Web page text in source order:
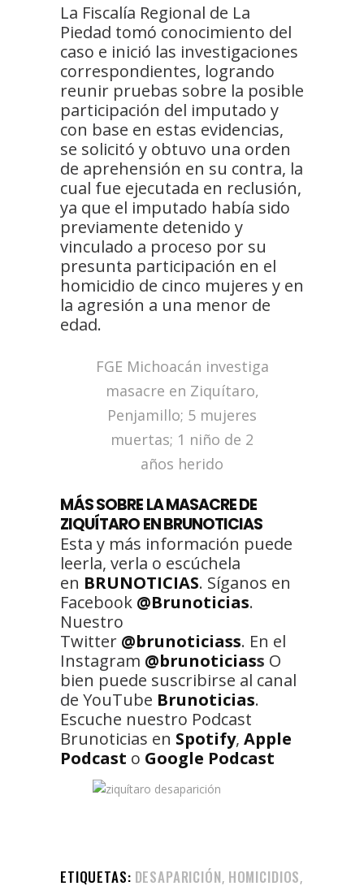
La Fiscalía Regional de La
Piedad tomó conocimiento del
caso e inició las investigaciones
correspondientes, logrando
reunir pruebas sobre la posible
participación del imputado y
con base en estas evidencias,
se solicitó y obtuvo una orden
de aprehensión en su contra, la
cual fue ejecutada en reclusión,
ya que el imputado había sido
previamente detenido y
vinculado a proceso por su
presunta participación en el
homicidio de cinco mujeres y en
la agresión a una menor de
edad.
FGE Michoacán investiga
masacre en Ziquítaro,
Penjamillo; 5 mujeres
muertas; 1 niño de 2
años herido
MÁS SOBRE LA MASACRE DE
ZIQUÍTARO EN BRUNOTICIAS
Esta y más información puede
leerla, verla o escúchela
en BRUNOTICIAS. Síganos en
Facebook @Brunoticias.
Nuestro
Twitter @brunoticiass. En el
Instagram @brunoticiass O
bien puede suscribirse al canal
de YouTube Brunoticias.
Escuche nuestro Podcast
Brunoticias en Spotify, Apple
Podcast o Google Podcast
ETIQUETAS: DESAPARICIÓN, HOMICIDIOS,